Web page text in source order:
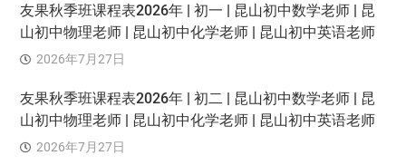
友果秋季班课程表2026年 | 初一 | 昆山初中数学老师 | 昆
山初中物理老师 | 昆山初中化学老师 | 昆山初中英语老师
2026年7月27日
友果秋季班课程表2026年 | 初二 | 昆山初中数学老师 | 昆
山初中物理老师 | 昆山初中化学老师 | 昆山初中英语老师
2026年7月27日